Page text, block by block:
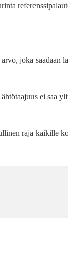
joka saadaan
ei saa
raja kaikille